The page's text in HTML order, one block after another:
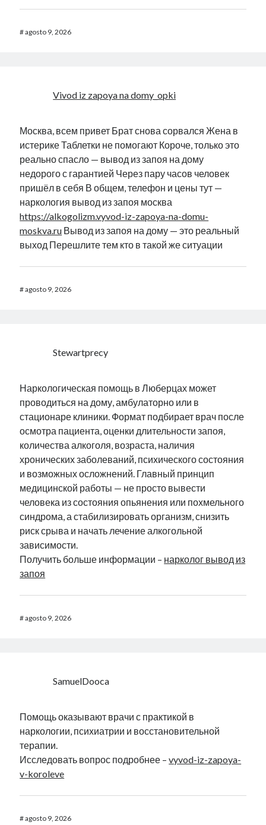
#agosto 9, 2026
Vivod iz zapoya na domy_opki
Москва, всем привет Брат снова сорвался Жена в
истерике Таблетки не помогают Короче, только это
реально спасло — вывод из запоя на дому
недорого с гарантией Через пару часов человек
пришёл в себя В общем, телефон и цены тут —
наркология вывод из запоя москва
https://alkogolizm.vyvod-iz-zapoya-na-domu-
moskva.ru Вывод из запоя на дому — это реальный
выход Перешлите тем кто в такой же ситуации
#agosto 9, 2026
Stewartprecy
Наркологическая помощь в Люберцах может
проводиться на дому, амбулаторно или в
стационаре клиники. Формат подбирает врач после
осмотра пациента, оценки длительности запоя,
количества алкоголя, возраста, наличия
хронических заболеваний, психического состояния
и возможных осложнений. Главный принцип
медицинской работы — не просто вывести
человека из состояния опьянения или похмельного
синдрома, а стабилизировать организм, снизить
риск срыва и начать лечение алкогольной
зависимости.
Получить больше информации – нарколог вывод из
запоя
#agosto 9, 2026
SamuelDooca
Помощь оказывают врачи с практикой в
наркологии, психиатрии и восстановительной
терапии.
Исследовать вопрос подробнее –vyvod-iz-zapoya-
v-koroleve
#agosto 9, 2026